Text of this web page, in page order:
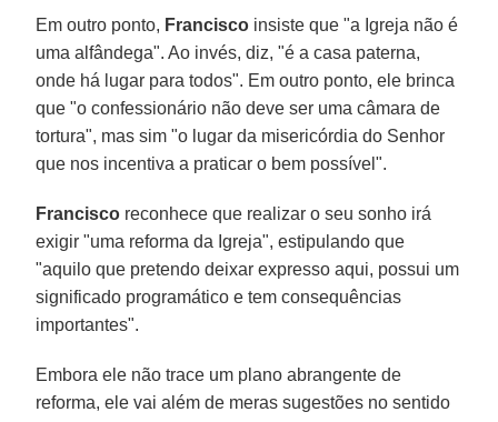
Em outro ponto, Francisco insiste que "a Igreja não é
uma alfândega". Ao invés, diz, "é a casa paterna,
onde há lugar para todos". Em outro ponto, ele brinca
que "o confessionário não deve ser uma câmara de
tortura", mas sim "o lugar da misericórdia do Senhor
que nos incentiva a praticar o bem possível".
Francisco reconhece que realizar o seu sonho irá
exigir "uma reforma da Igreja", estipulando que
"aquilo que pretendo deixar expresso aqui, possui um
significado programático e tem consequências
importantes".
Embora ele não trace um plano abrangente de
reforma, ele vai além de meras sugestões no sentido